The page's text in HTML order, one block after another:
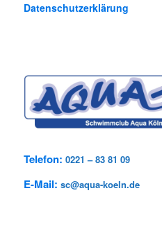
Datenschutzerklärung
Telefon: 0221 – 83 81 09
E-Mail: sc@aqua-koeln.de